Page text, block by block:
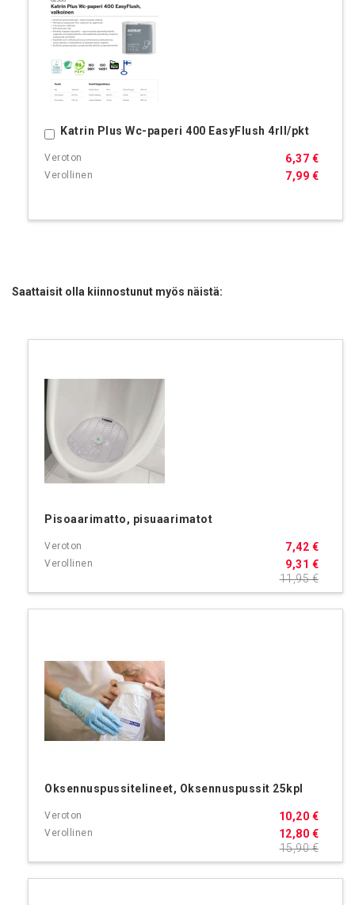
Katrin Plus Wc-paperi 400 EasyFlush 4rll/pkt
7,99 €
6,37 €
Ostoskoriin
Saattaisit olla kiinnostunut myös näistä:
Pisoaarimatto, pisuaarimatot
9,31 €
7,42 €
11,95 €
Oksennuspussitelineet, Oksennuspussit 25kpl
12,80 €
10,20 €
15,90 €